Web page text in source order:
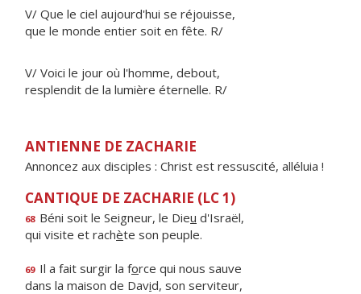
V/ Que le ciel aujourd'hui se réjouisse,
que le monde entier soit en fête. R/
V/ Voici le jour où l'homme, debout,
resplendit de la lumière éternelle. R/
ANTIENNE DE ZACHARIE
Annoncez aux disciples : Christ est ressuscité, alléluia !
CANTIQUE DE ZACHARIE (LC 1)
68 Béni soit le Seigneur, le Dieu d'Israël,
qui visite et rachète son peuple.
69 Il a fait surgir la force qui nous sauve
dans la maison de David, son serviteur,